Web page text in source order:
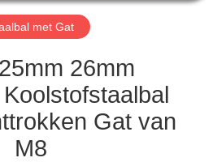
met Gat
26mm
Gat van
M8